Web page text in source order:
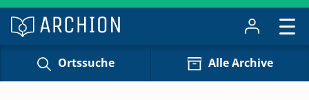
Ortssuche Alle Archive